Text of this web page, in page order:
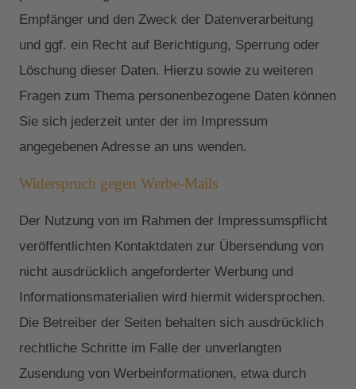
Empfänger und den Zweck der Datenverarbeitung
und ggf. ein Recht auf Berichtigung, Sperrung oder
Löschung dieser Daten. Hierzu sowie zu weiteren
Fragen zum Thema personenbezogene Daten können
Sie sich jederzeit unter der im Impressum
angegebenen Adresse an uns wenden.
Widerspruch gegen Werbe-Mails
Der Nutzung von im Rahmen der Impressumspflicht
veröffentlichten Kontaktdaten zur Übersendung von
nicht ausdrücklich angeforderter Werbung und
Informationsmaterialien wird hiermit widersprochen.
Die Betreiber der Seiten behalten sich ausdrücklich
rechtliche Schritte im Falle der unverlangten
Zusendung von Werbeinformationen, etwa durch